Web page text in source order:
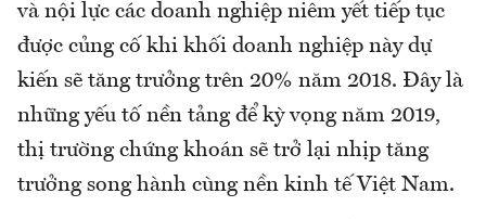
và nội lực các doanh nghiệp niêm yết tiếp tục
được củng cố khi khối doanh nghiệp này dự
kiến sẽ tăng trưởng trên 20% năm 2018. Đây là
những yếu tố nền tảng để kỳ vọng năm 2019,
thị trường chứng khoán sẽ trở lại nhịp tăng
trưởng song hành cùng nền kinh tế Việt Nam.